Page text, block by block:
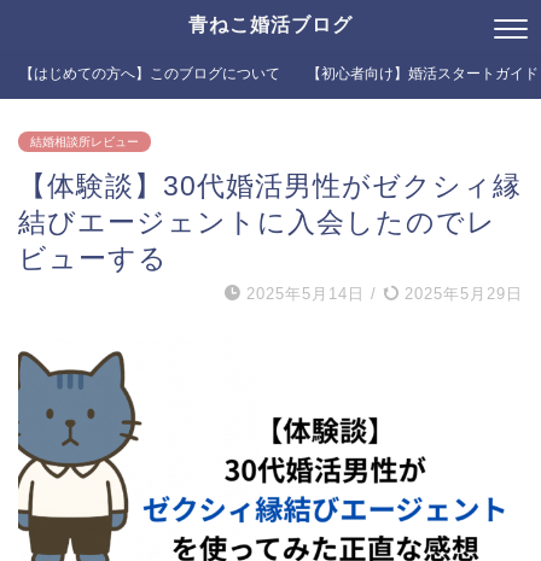
青ねこ婚活ブログ
【はじめての方へ】このブログについて 【初心者向け】婚活スタートガイ
結婚相談所レビュー
【体験談】30代婚活男性がゼクシィ縁
結びエージェントに入会したのでレ
ビューする
2025年5月14日 / 2025年5月29日